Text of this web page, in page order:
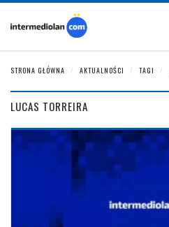
STRONA GŁÓWNA AKTUALNOŚCI TAGI
LUCAS TORREIRA